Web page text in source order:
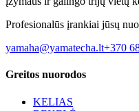
Profesionalūs įrankiai jūsų
yamaha@yamatecha.lt+370
Greitos nuorodos
KELIAS